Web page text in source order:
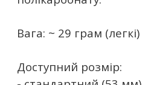
Вага: ~ 29 грам (легкі)
Доступний розмір: